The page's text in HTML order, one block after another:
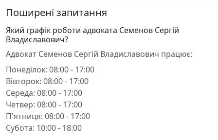
Поширені запитання
Який графік роботи адвоката Семенов Сергій
Владиславович?
Адвокат Семенов Сергій Владиславович працює:
Понеділок: 08:00 - 17:00
Вівторок: 08:00 - 17:00
Середа: 08:00 - 17:00
Четвер: 08:00 - 17:00
П'ятниця: 08:00 - 17:00
Субота: 10:00 - 18:00